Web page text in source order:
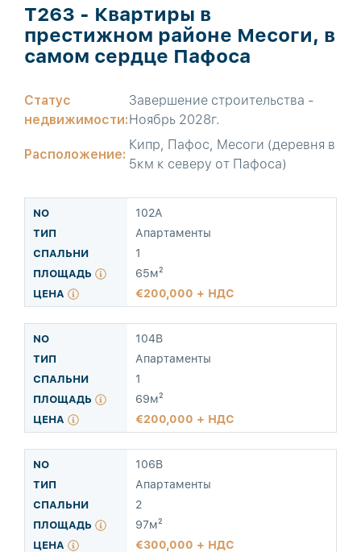
T263 - Квартиры в
престижном районе Месоги, в
самом сердце Пафоса
Статус
недвижимости:
Завершение строительства -
Ноябрь 2028г.
Расположение:
Кипр, Пафос, Месоги (деревня в
5км к северу от Пафоса)
102A
Апартаменты
1
65м²
200,000 + НДС